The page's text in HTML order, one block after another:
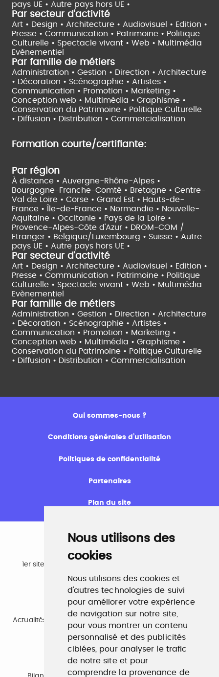
Nous utilisons des
cookies
Nous utilisons des cookies et
d'autres technologies de suivi
pour améliorer votre expérience
de navigation sur notre site,
pour vous montrer un contenu
personnalisé et des publicités
ciblées, pour analyser le trafic
de notre site et pour
comprendre la provenance de
pays UE • Autre pays hors UE •
Par secteur d'activité
Art • Design • Architecture • Audiovisuel • Edition •
Presse • Communication • Patrimoine • Politique
Culturelle • Spectacle vivant • Web • Multimédia
Evènementiel
Par famille de métiers
Administration • Gestion • Direction • Architecture
• Décoration • Scénographie • Artistes •
Communication • Promotion • Marketing •
Conception web • Multimédia • Graphisme •
Conservation du Patrimoine • Politique Culturelle
• Diffusion • Distribution • Commercialisation
Formation courte/certifiante:
Par région
À distance • Auvergne-Rhône-Alpes •
Bourgogne-Franche-Comté • Bretagne • Centre-
Val de Loire • Corse • Grand Est • Hauts-de-
France •
Île-de-France • Normandie • Nouvelle-
Aquitaine • Occitanie • Pays de la Loire •
Provence-Alpes-Côte d'Azur • DROM-COM /
Etranger • Belgique/Luxembourg • Suisse • Autre
pays UE • Autre pays hors UE •
Par secteur d'activité
Art • Design • Architecture • Audiovisuel • Edition •
Presse • Communication • Patrimoine • Politique
Culturelle • Spectacle vivant • Web • Multimédia
Evènementiel
Par famille de métiers
Administration • Gestion • Direction • Architecture
• Décoration • Scénographie • Artistes •
Communication • Promotion • Marketing •
Conception web • Multimédia • Graphisme •
Conservation du Patrimoine • Politique Culturelle
• Diffusion • Distribution • Commercialisation
Qui sommes-nous ?
Conditions générales d’utilisation
Politiques de confidentialité
Partenaires
Plan du site
Emploi
1er site emploi du secteur culturel 784.000 visites et
www.profilculture.com
Formation
Actualités, guide et annuaire des formations aux métiers
de la culture.
www.profilculture-formation.com
Accompagnement professionnel